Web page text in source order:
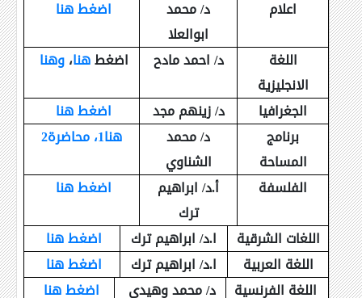
اعلام
د/ محمد
ابوالعلا
اضغط هنا
اللغة
الانجليزية
د/ احمد مادح اضغطهنا،وهنا
الجغرافيا د/ زينهم مجد
اضغط هنا
برنامج
المساحة
د/ محمد
الشناوي
هنا1، محاضرة2
الفلسفة
أ.د/ ابراهيم
ترك
اضغط هنا
اللغات الشرقية ا.د/ ابراهيم ترك
اضغط هنا
اللغة العربية
ا.د/ ابراهيم ترك
اضغط هنا
اللغة الفرنسية
د/ محمد وهيدي اضغط هنا